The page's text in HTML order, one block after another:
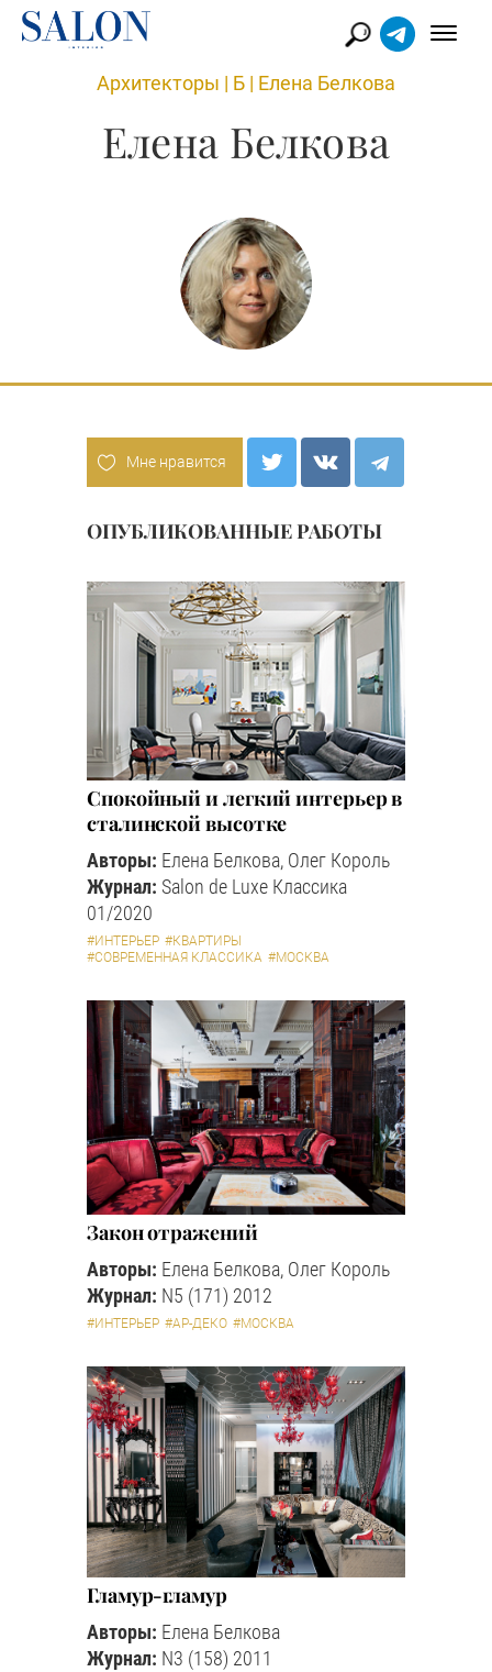
Архитекторы | Б | Елена Белкова
Елена Белкова
Мне нравится
ОПУБЛИКОВАННЫЕ РАБОТЫ
Спокойный и легкий интерьер в
сталинской высотке
Авторы: Елена Белкова, Олег Король
Журнал: Salon de Luxe Классика
01/2020
#ИНТЕРЬЕР #КВАРТИРЫ
#СОВРЕМЕННАЯ КЛАССИКА #МОСКВА
Закон отражений
Авторы: Елена Белкова, Олег Король
Журнал: N5 (171) 2012
#ИНТЕРЬЕР #АР-ДЕКО #МОСКВА
Гламур-гламур
Авторы: Елена Белкова
Журнал: N3 (158) 2011